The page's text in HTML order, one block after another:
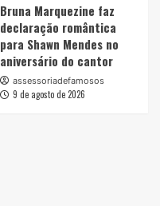
Bruna Marquezine faz
declaração romântica
para Shawn Mendes no
aniversário do cantor
assessoriadefamosos
9 de agosto de 2026